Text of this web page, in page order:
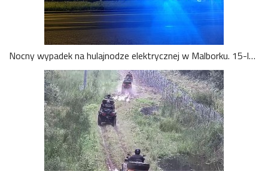
Nocny wypadek na hulajnodze elektrycznej w Malborku. 15-latek zabrany do szpitala śmigłowcem LPR. Wideo